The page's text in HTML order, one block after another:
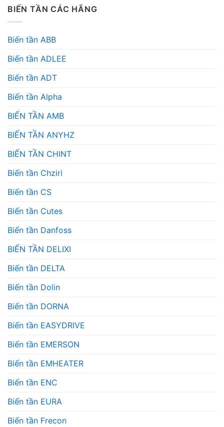
BIẾN TẦN CÁC HÃNG
Biến tần ABB
Biến tần ADLEE
Biến tần ADT
Biến tần Alpha
BIẾN TẦN AMB
BIẾN TẦN ANYHZ
BIẾN TẦN CHINT
Biến tần Chziri
Biến tần CS
Biến tần Cutes
Biến tần Danfoss
BIẾN TẦN DELIXI
Biến tần DELTA
Biến tần Dolin
Biến tần DORNA
Biến tần EASYDRIVE
Biến tần EMERSON
Biến tần EMHEATER
Biến tần ENC
Biến tần EURA
Biến tần Frecon